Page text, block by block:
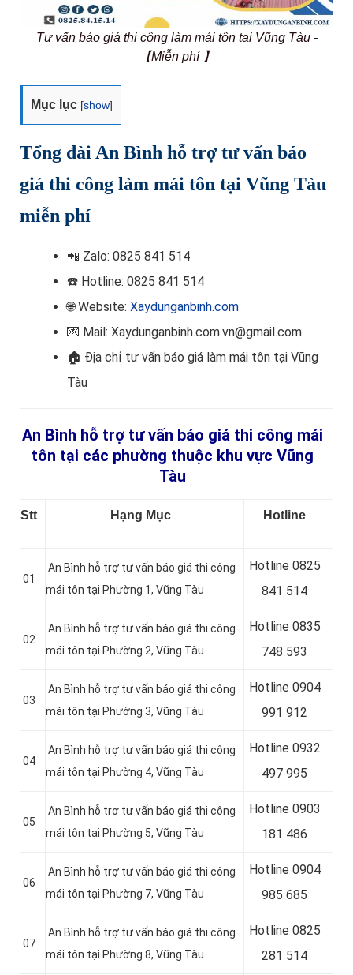
Tư vấn báo giá thi công làm mái tôn tại Vũng Tàu -
【Miễn phí 】
Mục lục [show]
Tổng đài An Bình hỗ trợ tư vấn báo
giá thi công làm mái tôn tại Vũng Tàu
miễn phí
📲 Zalo: 0825 841 514
☎️ Hotline: 0825 841 514
🌐 Website: Xaydunganbinh.com
💌 Mail: Xaydunganbinh.com.vn@gmail.com
🏠 Địa chỉ tư vấn báo giá làm mái tôn tại Vũng
Tàu
An Bình hỗ trợ tư vấn báo giá thi công mái
tôn tại các phường thuộc khu vực Vũng
Tàu
Stt Hạng Mục Hotline
01
An Bình hỗ trợ tư vấn báo giá thi công
mái tôn tại Phường 1, Vũng Tàu
Hotline 0825
841 514
02
An Bình hỗ trợ tư vấn báo giá thi công
mái tôn tại Phường 2, Vũng Tàu
Hotline 0835
748 593
03
An Bình hỗ trợ tư vấn báo giá thi công
mái tôn tại Phường 3, Vũng Tàu
Hotline 0904
991 912
04
An Bình hỗ trợ tư vấn báo giá thi công
mái tôn tại Phường 4, Vũng Tàu
Hotline 0932
497 995
05
An Bình hỗ trợ tư vấn báo giá thi công
mái tôn tại Phường 5, Vũng Tàu
Hotline 0903
181 486
06
An Bình hỗ trợ tư vấn báo giá thi công
mái tôn tại Phường 7, Vũng Tàu
Hotline 0904
985 685
07
An Bình hỗ trợ tư vấn báo giá thi công
mái tôn tại Phường 8, Vũng Tàu
Hotline 0825
281 514